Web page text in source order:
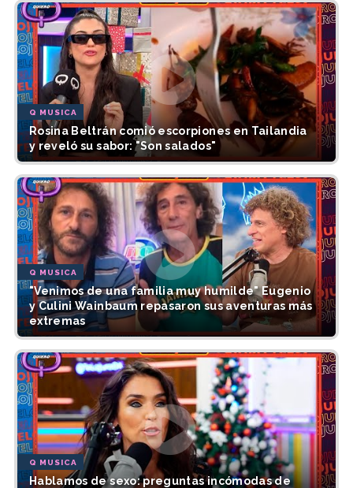
Q MUSICA
Rosina Beltrán comió escorpiones en Tailandia
y reveló su sabor: "Son salados"
Q MUSICA
"Venimos de una familia muy humilde" Eugenio
y Culini Wainbaum repasaron sus aventuras más
extremas
Q MUSICA
Hablamos de sexo: preguntas incómodas de